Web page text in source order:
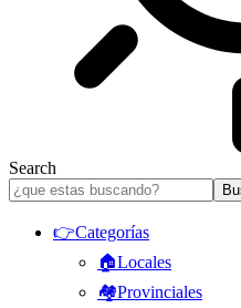
Search
👉Categorías
🏠Locales
🏘️Provinciales